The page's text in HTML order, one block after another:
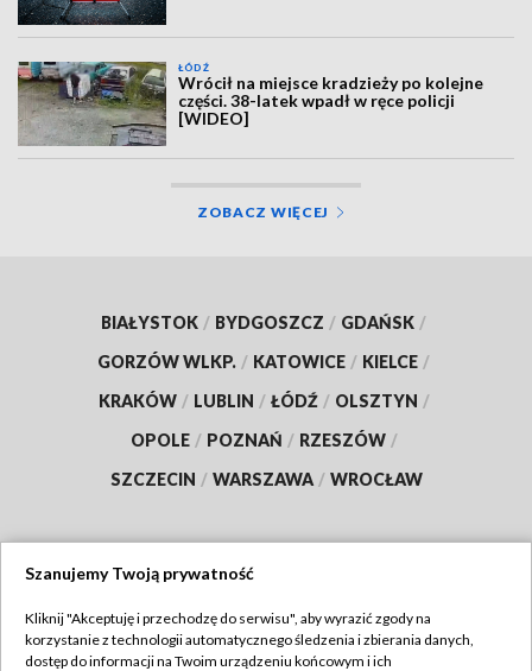
ŁÓDŹ
Wrócił na miejsce kradzieży po kolejne
części. 38-latek wpadł w ręce policji
[WIDEO]
ZOBACZ WIĘCEJ
BIAŁYSTOK / BYDGOSZCZ / GDAŃSK /
GORZÓW WLKP. / KATOWICE / KIELCE /
KRAKÓW / LUBLIN / ŁÓDŹ / OLSZTYN /
OPOLE / POZNAŃ / RZESZÓW /
SZCZECIN / WARSZAWA / WROCŁAW
TVP
Szanujemy Twoją prywatność
Kliknij "Akceptuję i przechodzę do serwisu", aby wyrazić zgody na
korzystanie z technologii automatycznego śledzenia i zbierania danych,
dostęp do informacji na Twoim urządzeniu końcowym i ich